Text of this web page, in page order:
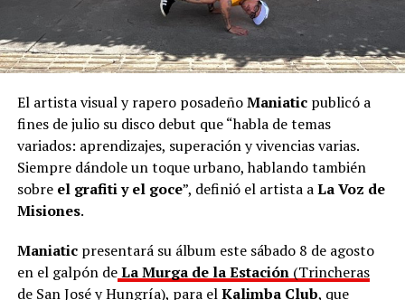
El artista visual y rapero posadeñoManiaticpublicó a
fines de julio su disco debut que “habla de temas
variados: aprendizajes, superación y vivencias varias.
Siempre dándole un toque urbano, hablando también
sobre el grafiti y el goce”, definió el artista aLa Voz de
Misiones.
Maniaticpresentará su álbum este sábado 8 de agosto
en el galpón deLa Murga de la Estación(Trincheras
de San José y Hungría), para elKalimba Club, que